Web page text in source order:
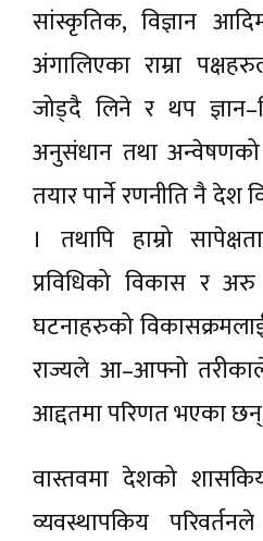
सांस्कृतिक, विज्ञान
अंगालिएका राम्रा
जोड्दै लिने र थप
अनुसंधान तथा
तयार पार्ने रणनीति नै देश
। तथापि हाम्रो
प्रविधिको विकास र
घटनाहरुको
राज्यले आ–आफ्नो
आद्दतमा परिणत भएका छन्
वास्तवमा देशको
व्यवस्थापकिय